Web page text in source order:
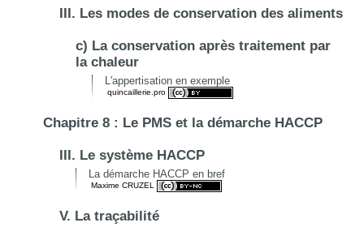
III. Les modes de conservation des aliments
c) La conservation après traitement par
la chaleur
L'appertisation en exemple
quincaillerie.pro
Chapitre 8 : Le PMS et la démarche HACCP
III. Le système HACCP
La démarche HACCP en bref
Maxime CRUZEL
V. La traçabilité